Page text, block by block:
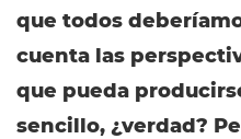
que todos
cuenta las
que pueda
sencillo, ¿verdad?